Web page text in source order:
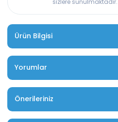
Ürün Bilgisi
Yorumlar
Önerileriniz